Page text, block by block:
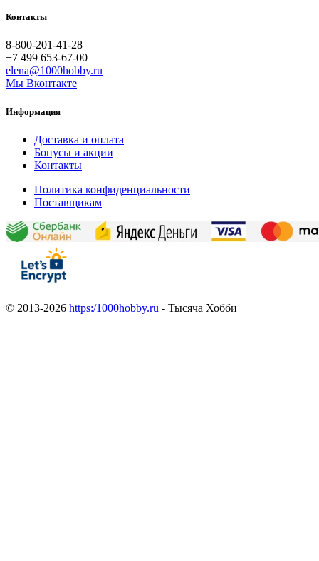
Контакты
8-800-201-41-28
+7 499 653-67-00
elena@1000hobby.ru
Мы Вконтакте
Информация
Доставка и оплата
Бонусы и акции
Контакты
Политика конфиденциальности
Поставщикам
© 2013-2026 https:/1000hobby.ru - Тысяча Хобби